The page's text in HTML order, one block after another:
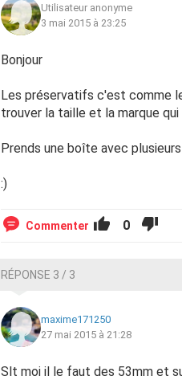
Utilisateur anonyme
3 mai 2015 à 23:25
Bonjour
Les préservatifs c'est comme
trouver la taille et la marque qui
Prends une boîte avec
:)
Commenter 0
RÉPONSE 3 / 3
maxime171250
27 mai 2015 à 21:28
Slt moi il le faut des 53mm et